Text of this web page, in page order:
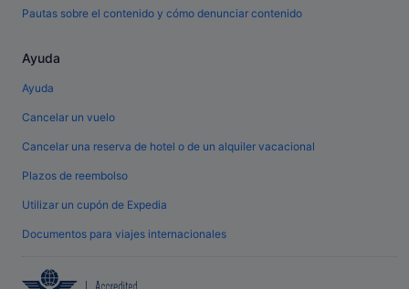
Pautas sobre el contenido y cómo denunciar contenido
Ayuda
Ayuda
Cancelar un vuelo
Cancelar una reserva de hotel o de un alquiler vacacional
Plazos de reembolso
Utilizar un cupón de Expedia
Documentos para viajes internacionales